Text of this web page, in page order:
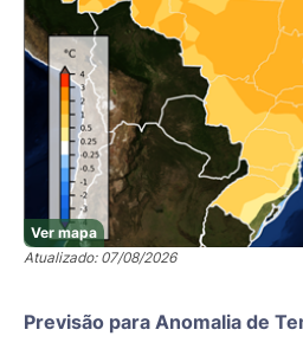
Ver mapa
Atualizado: 07/08/2026
Previsão para Anomalia de